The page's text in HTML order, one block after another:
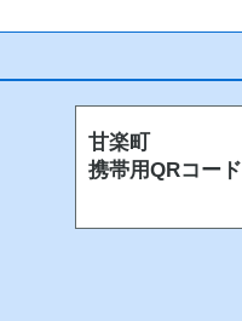
甘楽町
携帯用QRコード